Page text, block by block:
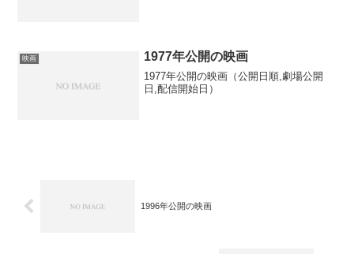
映画 1977年公開の映画
1977年公開の映画（公開日順,劇場公開
日,配信開始日）
1996年公開の映画